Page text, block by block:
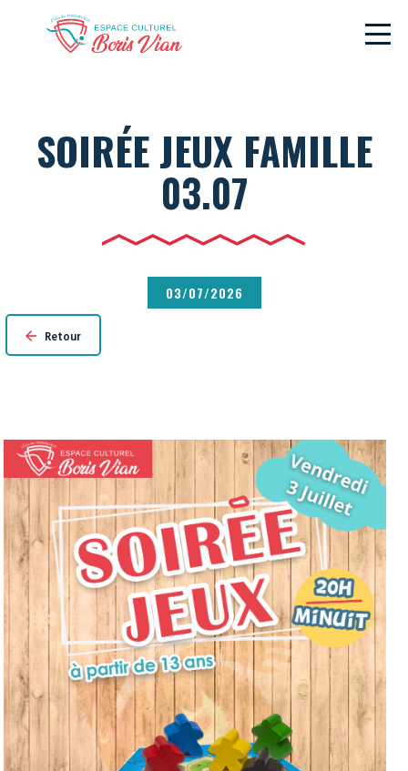
SOIRÉE JEUX FAMILLE
03.07
03/07/2026
Retour